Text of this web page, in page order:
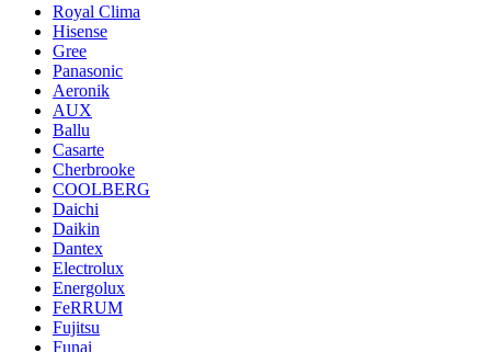
Royal Clima
Hisense
Gree
Panasonic
Aeronik
AUX
Ballu
Casarte
Cherbrooke
COOLBERG
Daichi
Daikin
Dantex
Electrolux
Energolux
FeRRUM
Fujitsu
Funai